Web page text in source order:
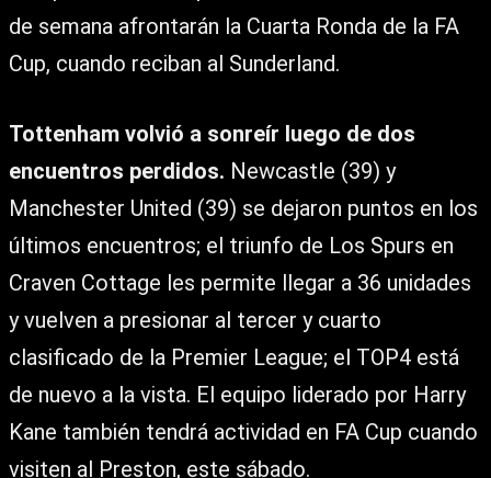
de semana afrontarán la Cuarta Ronda de la FA
Cup, cuando reciban al Sunderland.
Tottenham volvió a sonreír luego de dos
encuentros perdidos. Newcastle (39) y
Manchester United (39) se dejaron puntos en los
últimos encuentros; el triunfo de Los Spurs en
Craven Cottage les permite llegar a 36 unidades
y vuelven a presionar al tercer y cuarto
clasificado de la Premier League; el TOP4 está
de nuevo a la vista. El equipo liderado por Harry
Kane también tendrá actividad en FA Cup cuando
visiten al Preston, este sábado.